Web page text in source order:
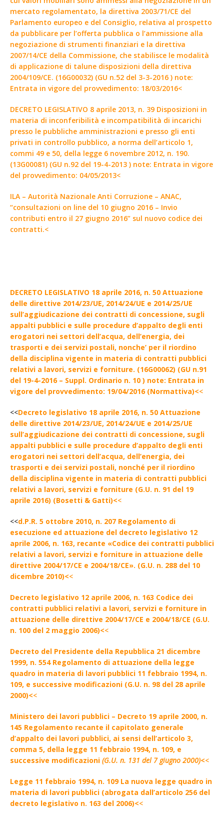
mercato regolamentato, la direttiva 2003/71/CE del
Parlamento europeo e del Consiglio, relativa al prospetto
da pubblicare per l’offerta pubblica o l’ammissione alla
negoziazione di strumenti finanziari e la direttiva
2007/14/CE della Commissione, che stabilisce le modalità
di applicazione di talune disposizioni della direttiva
2004/109/CE. (16G00032) (GU n.52 del 3-3-2016 ) note:
Entrata in vigore del provvedimento: 18/03/2016<
DECRETO LEGISLATIVO 8 aprile 2013, n. 39 Disposizioni in
materia di inconferibilità e incompatibilità di incarichi
presso le pubbliche amministrazioni e presso gli enti
privati in controllo pubblico, a norma dell’articolo 1,
commi 49 e 50, della legge 6 novembre 2012, n. 190.
(13G00081) (GU n.92 del 19-4-2013 ) note: Entrata in vigore
del provvedimento: 04/05/2013<
ILA – Autorità Nazionale Anti Corruzione – ANAC,
“consultazioni on line del 10 giugno 2016 – Invio
contributi entro il 27 giugno 2016” sul nuovo codice dei
contratti.<
DECRETO LEGISLATIVO 18 aprile 2016, n. 50 Attuazione
delle direttive 2014/23/UE, 2014/24/UE e 2014/25/UE
sull’aggiudicazione dei contratti di concessione, sugli
appalti pubblici e sulle procedure d’appalto degli enti
erogatori nei settori dell’acqua, dell’energia, dei
trasporti e dei servizi postali, nonche’ per il riordino
della disciplina vigente in materia di contratti pubblici
relativi a lavori, servizi e forniture. (16G00062) (GU n.91
del 19-4-2016 – Suppl. Ordinario n. 10 ) note: Entrata in
vigore del provvedimento: 19/04/2016 (Normattiva)<<
<<Decreto legislativo 18 aprile 2016, n. 50 Attuazione
delle direttive 2014/23/UE, 2014/24/UE e 2014/25/UE
sull’aggiudicazione dei contratti di concessione, sugli
appalti pubblici e sulle procedure d’appalto degli enti
erogatori nei settori dell’acqua, dell’energia, dei
trasporti e dei servizi postali, nonché per il riordino
della disciplina vigente in materia di contratti pubblici
relativi a lavori, servizi e forniture (G.U. n. 91 del 19
aprile 2016) (Bosetti & Gatti)<<
<<d.P.R. 5 ottobre 2010, n. 207 Regolamento di
esecuzione ed attuazione del decreto legislativo 12
aprile 2006, n. 163, recante «Codice dei contratti pubblici
relativi a lavori, servizi e forniture in attuazione delle
direttive 2004/17/CE e 2004/18/CE». (G.U. n. 288 del 10
dicembre 2010)<<
Decreto legislativo 12 aprile 2006, n. 163 Codice dei
contratti pubblici relativi a lavori, servizi e forniture in
attuazione delle direttive 2004/17/CE e 2004/18/CE (G.U.
n. 100 del 2 maggio 2006)<<
Decreto del Presidente della Repubblica 21 dicembre
1999, n. 554 Regolamento di attuazione della legge
quadro in materia di lavori pubblici 11 febbraio 1994, n.
109, e successive modificazioni (G.U. n. 98 del 28 aprile
2000)<<
Ministero dei lavori pubblici – Decreto 19 aprile 2000, n.
145 Regolamento recante il capitolato generale
d’appalto dei lavori pubblici, ai sensi dell’articolo 3,
comma 5, della legge 11 febbraio 1994, n. 109, e
successive modificazioni (G.U. n. 131 del 7 giugno 2000)<<
Legge 11 febbraio 1994, n. 109 La nuova legge quadro in
materia di lavori pubblici (abrogata dall’articolo 256 del
decreto legislativo n. 163 del 2006)<<